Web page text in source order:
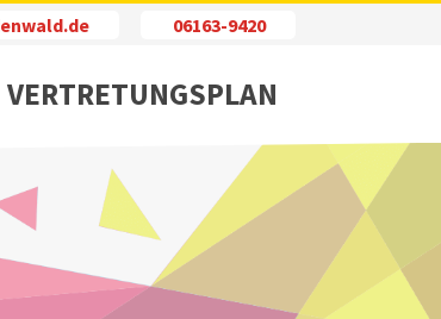
06163-9420
VERTRETUNGSPLAN